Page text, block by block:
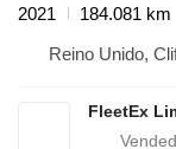
2021
184.081 km
FleetEx